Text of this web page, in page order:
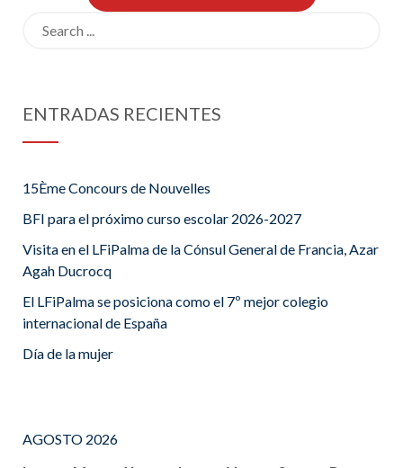
ENTRADAS RECIENTES
15Ème Concours de Nouvelles
BFI para el próximo curso escolar 2026-2027
Visita en el LFiPalma de la Cónsul General de Francia, Azar
Agah Ducrocq
El LFiPalma se posiciona como el 7º mejor colegio
internacional de España
Día de la mujer
AGOSTO 2026